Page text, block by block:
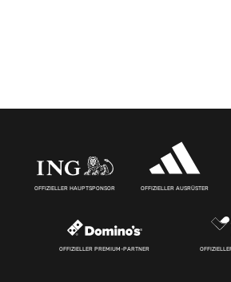
OFFIZIELLER HAUPTSPONSOR OFFIZIELLER AUSRÜSTER
OFFIZIELLER PREMIUM-PARTNER